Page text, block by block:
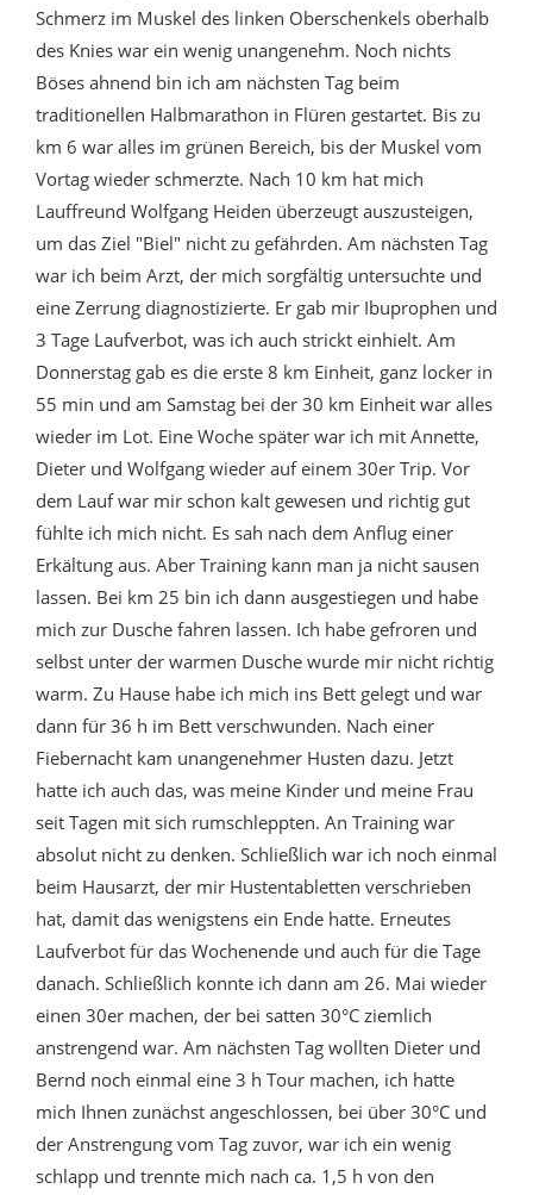
Schmerz im Muskel des linken Oberschenkels oberhalb
des Knies war ein wenig unangenehm. Noch nichts
Böses ahnend bin ich am nächsten Tag beim
traditionellen Halbmarathon in Flüren gestartet. Bis zu
km 6 war alles im grünen Bereich, bis der Muskel vom
Vortag wieder schmerzte. Nach 10 km hat mich
Lauffreund Wolfgang Heiden überzeugt auszusteigen,
um das Ziel "Biel" nicht zu gefährden. Am nächsten Tag
war ich beim Arzt, der mich sorgfältig untersuchte und
eine Zerrung diagnostizierte. Er gab mir Ibuprophen und
3 Tage Laufverbot, was ich auch strickt einhielt. Am
Donnerstag gab es die erste 8 km Einheit, ganz locker in
55 min und am Samstag bei der 30 km Einheit war alles
wieder im Lot. Eine Woche später war ich mit Annette,
Dieter und Wolfgang wieder auf einem 30er Trip. Vor
dem Lauf war mir schon kalt gewesen und richtig gut
fühlte ich mich nicht. Es sah nach dem Anflug einer
Erkältung aus. Aber Training kann man ja nicht sausen
lassen. Bei km 25 bin ich dann ausgestiegen und habe
mich zur Dusche fahren lassen. Ich habe gefroren und
selbst unter der warmen Dusche wurde mir nicht richtig
warm. Zu Hause habe ich mich ins Bett gelegt und war
dann für 36 h im Bett verschwunden. Nach einer
Fiebernacht kam unangenehmer Husten dazu. Jetzt
hatte ich auch das, was meine Kinder und meine Frau
seit Tagen mit sich rumschleppten. An Training war
absolut nicht zu denken. Schließlich war ich noch einmal
beim Hausarzt, der mir Hustentabletten verschrieben
hat, damit das wenigstens ein Ende hatte. Erneutes
Laufverbot für das Wochenende und auch für die Tage
danach. Schließlich konnte ich dann am 26. Mai wieder
einen 30er machen, der bei satten 30°C ziemlich
anstrengend war. Am nächsten Tag wollten Dieter und
Bernd noch einmal eine 3 h Tour machen, ich hatte
mich Ihnen zunächst angeschlossen, bei über 30°C und
der Anstrengung vom Tag zuvor, war ich ein wenig
schlapp und trennte mich nach ca. 1,5 h von den